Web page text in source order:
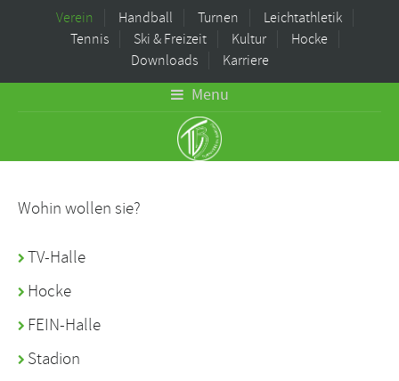
Verein Handball Turnen
Leichtathletik
Tennis
Ski & Freizeit Kultur
Hocke
Downloads
Karriere
Menu
Wohin wollen sie?
TV-Halle
Hocke
FEIN-Halle
Stadion